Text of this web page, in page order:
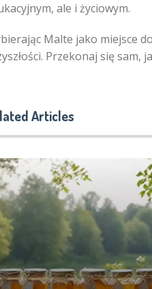
ale i życiowym.
Malte jako miejsce
Przekonaj się sam,
Articles